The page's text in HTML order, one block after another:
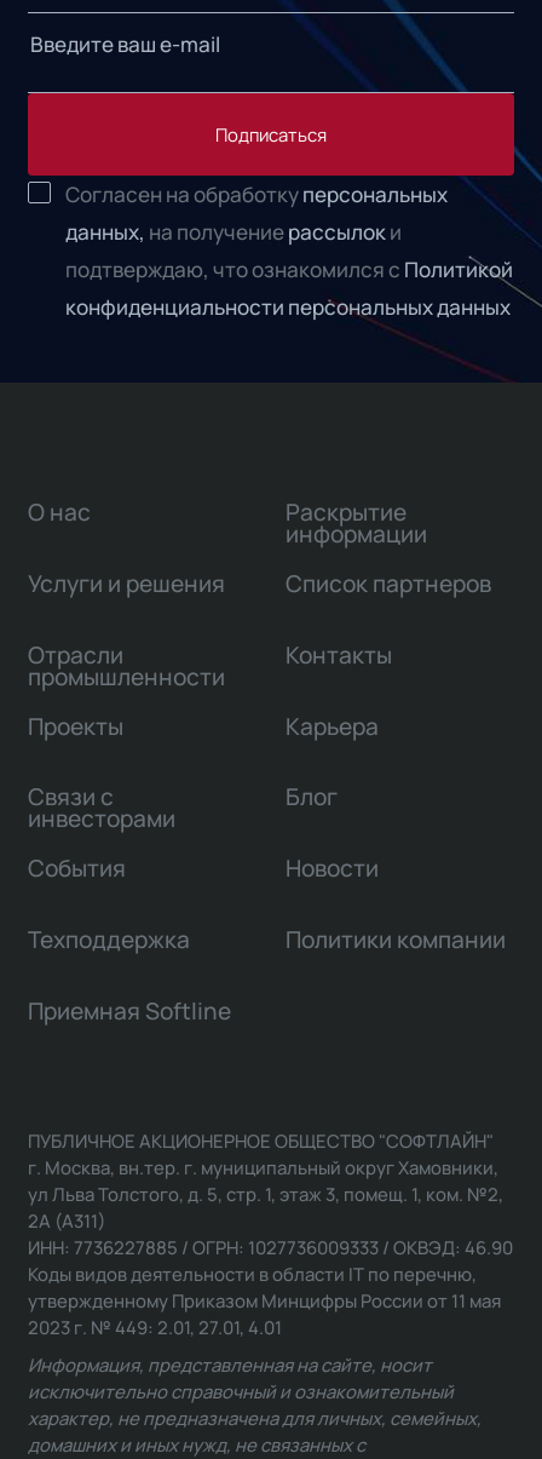
Подписаться
Согласен на обработкуперсональных
данных, на получениерассылоки
подтверждаю, что ознакомился с Политикой
конфиденциальности персональных данных
О нас
Услуги и решения
Отрасли
промышленности
Проекты
Связи с
инвесторами
Раскрытие
информации
Список партнеров
Контакты
Карьера
Блог
События Новости
Техподдержка Политики компании
Приемная Softline
ПУБЛИЧНОЕ АКЦИОНЕРНОЕ ОБЩЕСТВО "СОФТЛАЙН"
г. Москва, вн.тер. г. муниципальный округ Хамовники,
ул Льва Толстого, д. 5, стр. 1, этаж 3, помещ. 1, ком. №2,
2А (А311)
ИНН: 7736227885 / ОГРН: 1027736009333 / ОКВЭД: 46.90
Коды видов деятельности в области IT по перечню,
утвержденному Приказом Минцифры России от 11 мая
2023 г. № 449: 2.01, 27.01, 4.01
Информация, представленная на сайте, носит
исключительно справочный и ознакомительный
характер, не предназначена для личных, семейных,
домашних и иных нужд, не связанных с